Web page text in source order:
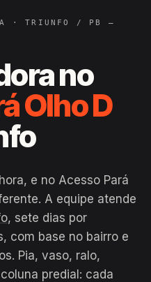
· TRIUNFO / PB —
no
Olho D
e no Acesso Pará
A equipe atende
, sete dias por
com base no bairro e
Pia, vaso, ralo,
predial: cada